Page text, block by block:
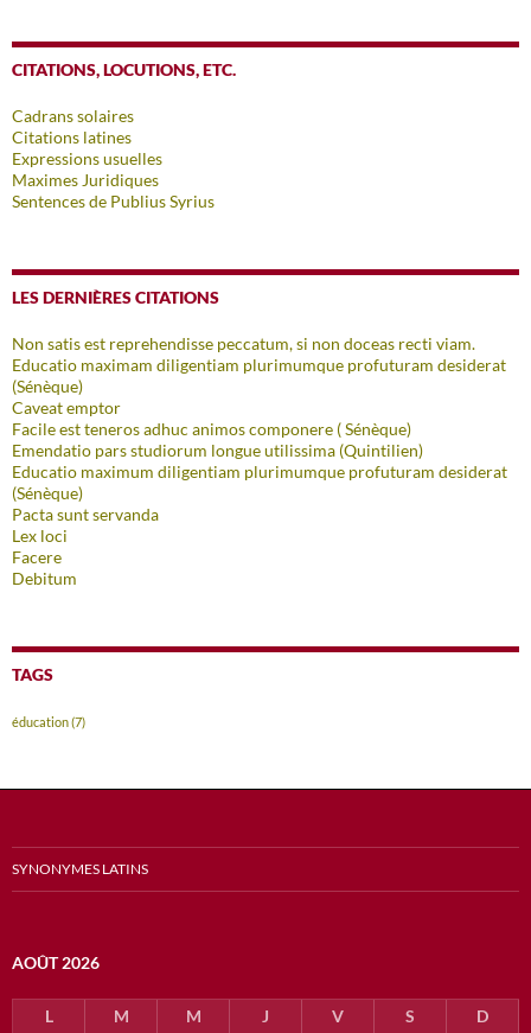
CITATIONS, LOCUTIONS, ETC.
Cadrans solaires
Citations latines
Expressions usuelles
Maximes Juridiques
Sentences de Publius Syrius
LES DERNIÈRES CITATIONS
Non satis est reprehendisse peccatum, si non doceas recti viam.
Educatio maximam diligentiam plurimumque profuturam desiderat
(Sénèque)
Caveat emptor
Facile est teneros adhuc animos componere ( Sénèque)
Emendatio pars studiorum longue utilissima (Quintilien)
Educatio maximum diligentiam plurimumque profuturam desiderat
(Sénèque)
Pacta sunt servanda
Lex loci
Facere
Debitum
TAGS
éducation(7)
SYNONYMES LATINS
AOÛT 2026
L M M J V S D